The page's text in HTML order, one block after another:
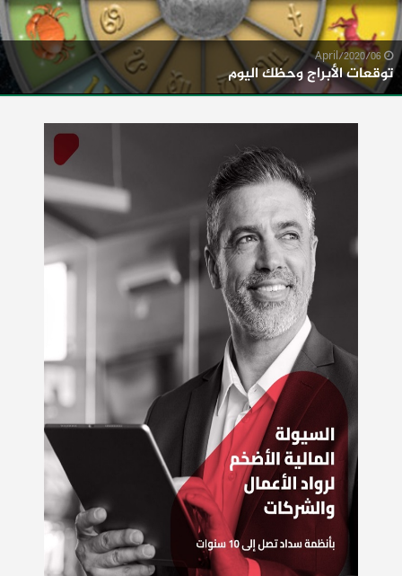
توقعات الأبراج وحظك اليوم